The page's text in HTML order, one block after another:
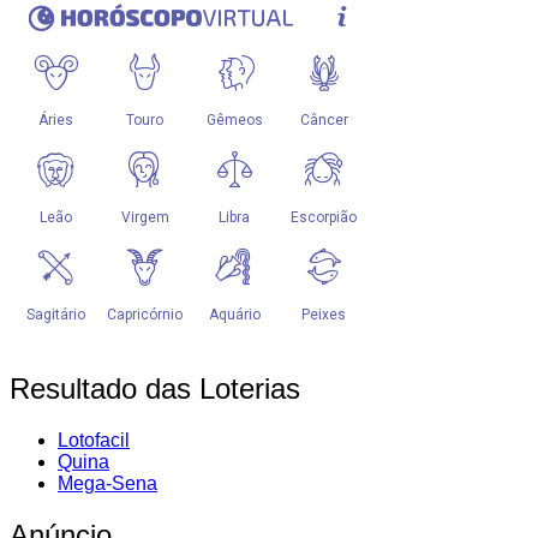
Resultado das Loterias
Lotofacil
Quina
Mega-Sena